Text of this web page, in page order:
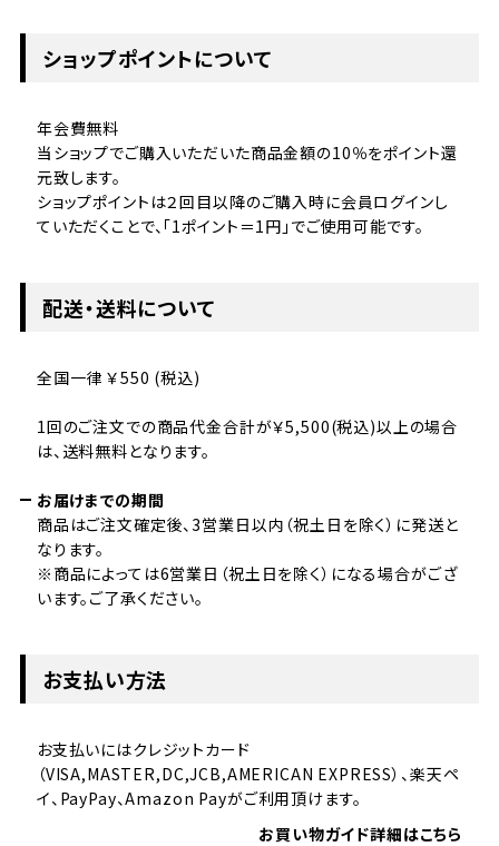
ショップポイントについて
年会費無料
当ショップでご購入いただいた商品金額の10％をポイント還
元致します。
ショップポイントは２回目以降のご購入時に会員ログインし
ていただくことで、「1ポイント＝1円」でご使用可能です。
配送・送料について
全国一律 ￥550 (税込)
1回のご注文での商品代金合計が￥5,500(税込)以上の場合
は、送料無料となります。
お届けまでの期間
商品はご注文確定後、3営業日以内（祝土日を除く）に発送と
なります。
※商品によっては6営業日（祝土日を除く）になる場合がござ
います。ご了承ください。
お支払い方法
お支払いにはクレジットカード
（VISA,MASTER,DC,JCB,AMERICAN EXPRESS）、楽天ペ
イ、PayPay、Amazon Payがご利用頂けます。
お買い物ガイド詳細はこちら